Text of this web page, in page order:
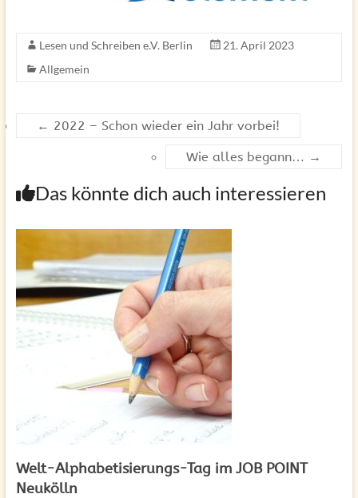
Lesen und Schreiben e.V. Berlin
21. April 2023
Allgemein
← 2022 – Schon wieder ein Jahr vorbei!
Wie alles begann… →
Das könnte dich auch interessieren
Welt-Alphabetisierungs-Tag im JOB POINT
Neukölln